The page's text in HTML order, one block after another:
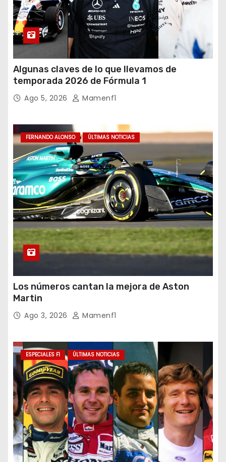
Algunas claves de lo que llevamos de
temporada 2026 de Fórmula 1
Ago 5, 2026 Mamenf1
FERNANDO ALONSO ÚLTIMAS NOTICIAS
Los números cantan la mejora de Aston
Martin
Ago 3, 2026 Mamenf1
ESPECIALES F1 ÚLTIMAS NOTICIAS